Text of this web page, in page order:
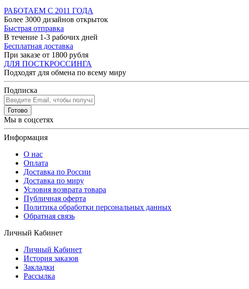
РАБОТАЕМ С 2011 ГОДА
Более 3000 дизайнов открыток
Быстрая отправка
В течение 1-3 рабочих дней
Бесплатная доставка
При заказе от 1800 рубля
ДЛЯ ПОСТКРОССИНГА
Подходят для обмена по всему миру
Подписка
Готово
Мы в соцсетях
Информация
О нас
Оплата
Доставка по России
Доставка по миру
Условия возврата товара
Публичная оферта
Политика обработки персональных данных
Обратная связь
Личный Кабинет
Личный Кабинет
История заказов
Закладки
Рассылка